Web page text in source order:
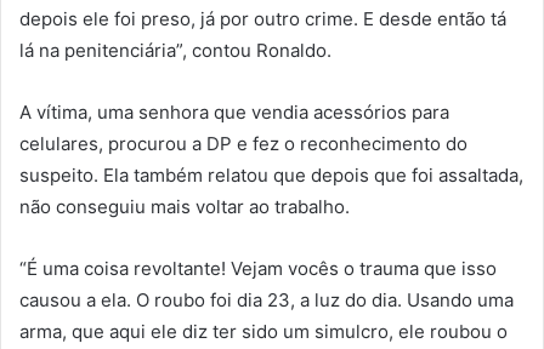
depois ele foi preso, já por outro crime. E desde então tá
lá na penitenciária”, contou Ronaldo.
A vítima, uma senhora que vendia acessórios para
celulares, procurou a DP e fez o reconhecimento do
suspeito. Ela também relatou que depois que foi assaltada,
não conseguiu mais voltar ao trabalho.
“É uma coisa revoltante! Vejam vocês o trauma que isso
causou a ela. O roubo foi dia 23, a luz do dia. Usando uma
arma, que aqui ele diz ter sido um simulcro, ele roubou o